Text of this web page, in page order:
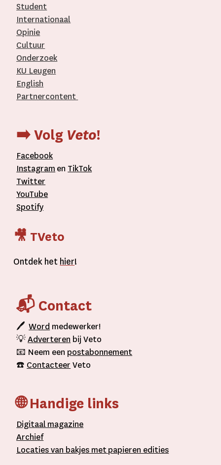
Student
Internationaal­
Opinie
Cultuur
Onderzoek
KU Leugen
English
Partnercontent
➡️ Volg Veto!
Facebook
Instagram en TikTok
Twitter
YouTube
Spotify
🎥 TVeto
Ontdek het hier!
📬 Contact
🖊Word medewerker!
💡Adverteren bij Veto
📧 Neem een postabonnement
☎️ Contacteer Veto
🌐 Handige links
Digitaal magazine
Archief
Locaties van bakjes metpapieren edities